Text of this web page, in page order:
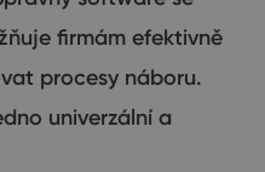
firmám efektivně
procesy náboru.
univerzální a